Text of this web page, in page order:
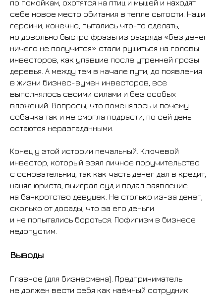
по помойкам, охотятся на птиц и мышей и находят
себе новое место обитания в тепле сытости. Наши
героини, конечно, пытались что-то сделать,
но довольно быстро фразы из разряда «Без денег
ничего не получится» стали рушиться на головы
инвесторов, как упавшие после утренней грозы
деревья. А между тем в начале пути, до появления
в жизни бизнес-вумен инвесторов, все
выполнялось своими силами и без особых
вложений. Вопросы, что поменялось и почему
собачка так и не смогла подрасти, по сей день
остаются неразгаданными.
Конец у этой истории печальный. Ключевой
инвестор, который взял личное поручительство
с основательниц, так как часть денег дал в кредит,
нанял юриста, выиграл суд и подал заявление
на банкротство девушек. Не столько из-за денег,
сколько от досады, что за его деньги
и не попытались бороться. Пофигизм в бизнесе
недопустим.
Выводы
Главное (для бизнесмена). Предприниматель
не должен вести себя как наёмный сотрудник